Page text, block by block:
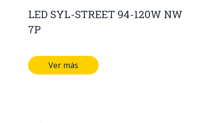
LED SYL-STREET 94-120W NW
7P
Ver más